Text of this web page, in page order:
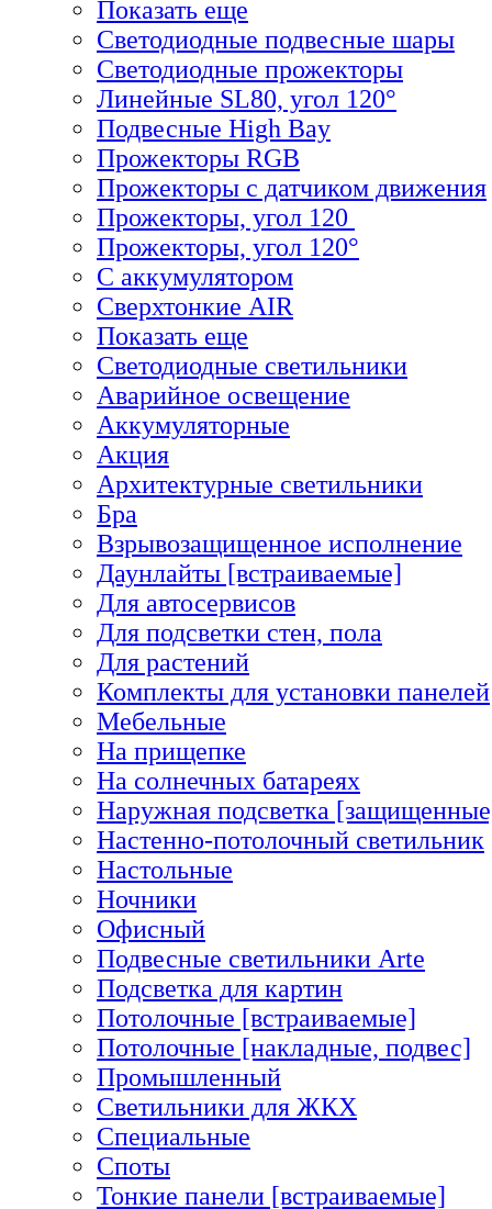
Показать еще
Светодиодные подвесные шары
Светодиодные прожекторы
Линейные SL80, угол 120°
Подвесные High Bay
Прожекторы RGB
Прожекторы с датчиком движения
Прожекторы, угол 120
Прожекторы, угол 120°
С аккумулятором
Сверхтонкие AIR
Показать еще
Светодиодные светильники
Аварийное освещение
Аккумуляторные
Акция
Архитектурные светильники
Бра
Взрывозащищенное исполнение
Даунлайты [встраиваемые]
Для автосервисов
Для подсветки стен, пола
Для растений
Комплекты для установки панелей
Мебельные
На прищепке
На солнечных батареях
Наружная подсветка
Настенно-потолочный светильник
Настольные
Ночники
Офисный
Подвесные светильники Arte
Подсветка для картин
Потолочные [встраиваемые]
Потолочные [накладные, подвес]
Промышленный
Светильники для ЖКХ
Специальные
Споты
Тонкие панели [встраиваемые]